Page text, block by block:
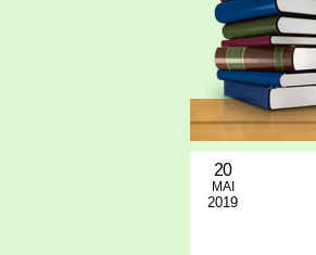
20
MAI
2019